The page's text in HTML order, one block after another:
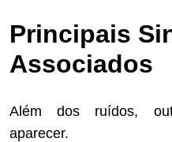
Principais
Associados
Além dos ruídos,
aparecer.